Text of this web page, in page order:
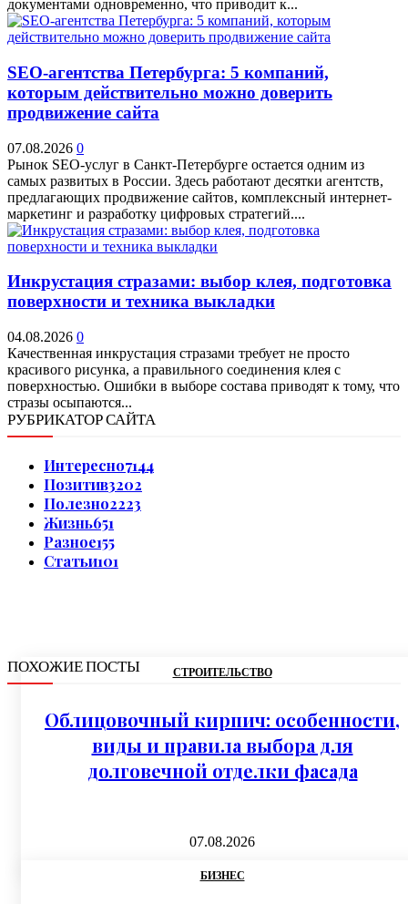
документами одновременно, что приводит к...
SEO-агентства Петербурга: 5 компаний,
которым действительно можно доверить
продвижение сайта
07.08.2026 0
Рынок SEO-услуг в Санкт-Петербурге остается одним из
самых развитых в России. Здесь работают десятки агентств,
предлагающих продвижение сайтов, комплексный интернет-
маркетинг и разработку цифровых стратегий....
Инкрустация стразами: выбор клея, подготовка
поверхности и техника выкладки
04.08.2026 0
Качественная инкрустация стразами требует не просто
красивого рисунка, а правильного соединения клея с
поверхностью. Ошибки в выборе состава приводят к тому, что
стразы осыпаются...
РУБРИКАТОР САЙТА
Интересно7144
Позитив3202
Полезно2223
Жизнь651
Разное155
Статьи101
ПОХОЖИЕ ПОСТЫ СТРОИТЕЛЬСТВО
Облицовочный кирпич: особенности,
виды и правила выбора для
долговечной отделки фасада
07.08.2026
БИЗНЕС